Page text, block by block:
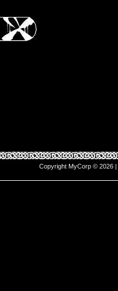
Copyright MyCorp © 2026 |